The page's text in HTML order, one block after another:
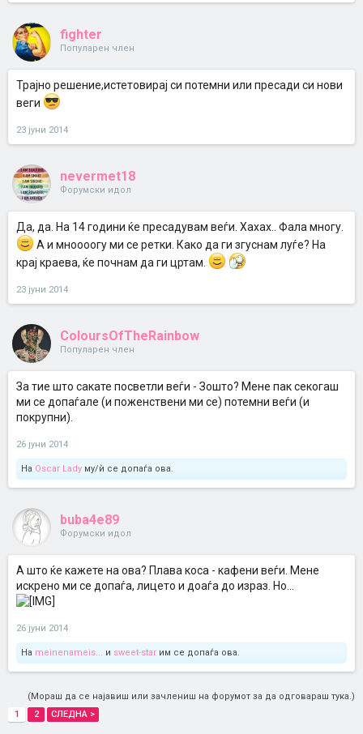
fighter
Популарен член
Трајно решение,истетовирај си потемни или пресади си нови
веги
23 јуни 2014
nevermet18
Форумски идол
Да, да. На 14 години ќе пресадувам веѓи. Хахах.. Фала многу.
А и мноооогу ми се ретки. Како да ги згуснам луѓе? На
крај краева, ќе почнам да ги цртам.
23 јуни 2014
ColoursOfTheRainbow
Популарен член
За тие што сакате посветли веѓи - Зошто? Мене пак секогаш
ми се допаѓале (и поженствени ми се) потемни веѓи (и
покрупни).
26 јуни 2014
На Oscar Lady му/ѝ се допаѓа ова.
buba4e89
Форумски идол
А што ќе кажете на ова? Плава коса - кафени веѓи. Мене
искрено ми се допаѓа, лицето и доаѓа до израз. Но...
26 јуни 2014
На meinenameis... и sweet-star им се допаѓа ова.
(Мораш да се најавиш или зачлениш на форумот за да одговараш тука.)
1
2 СЛЕДНА >